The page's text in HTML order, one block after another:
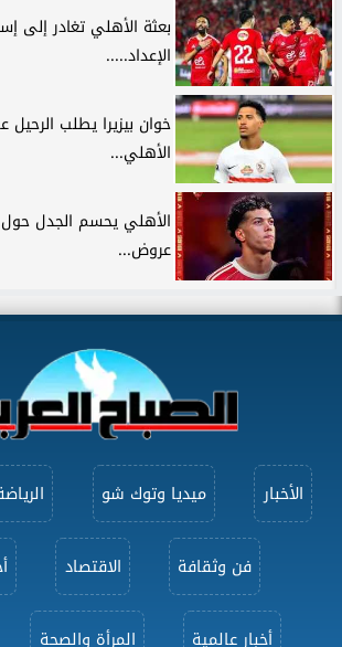
بعثة الأهلي تغادر إلى
الإعداد.....
خوان بيزيرا يطلب
الأهلي...
الأهلي يحسم الجدل حول
عروض...
الأخبار ميديا وتوك شو
فن وثقافة الاقتصاد
أخبار عالمية المرأة والصحة